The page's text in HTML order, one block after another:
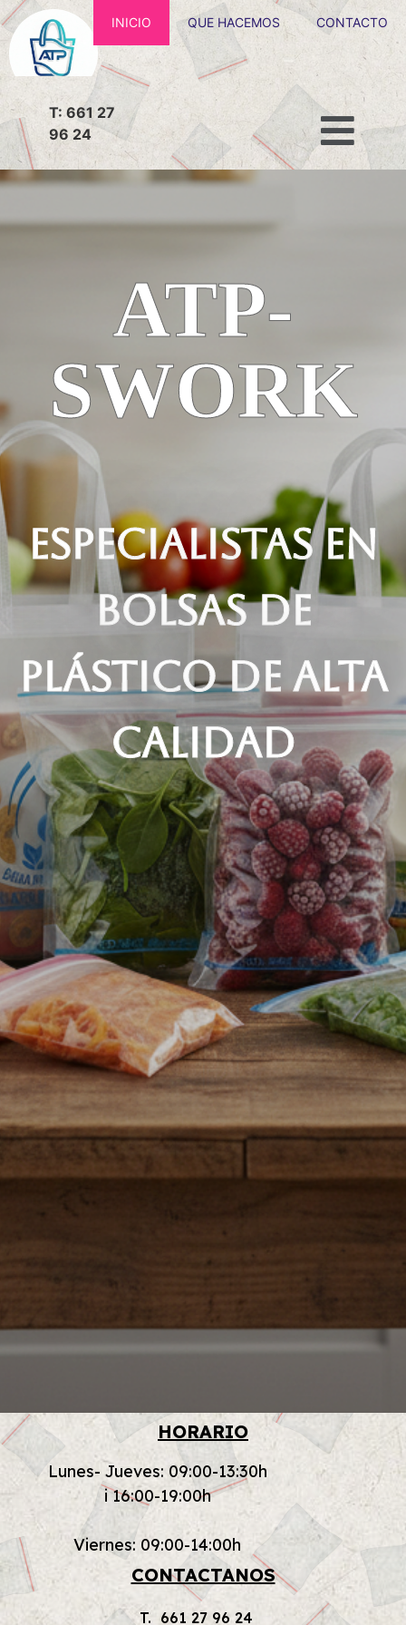
T: 661 27
96 24
INICIO QUE HACEMOS CONTACTO
ATP-
SWORK
ESPECIALISTAS EN
BOLSAS DE
PLÁSTICO DE ALTA
CALIDAD
HORARIO
Lunes- Jueves: 09:00-13:30h
i 16:00-19:00h
Viernes: 09:00-14:00h
CONTACTANOS
T. 661 27 96 24